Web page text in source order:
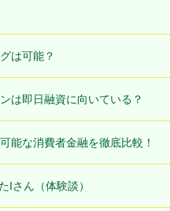
は可能？
は即日融資に向いている？
能な消費者金融を徹底比較！
Iさん（体験談）